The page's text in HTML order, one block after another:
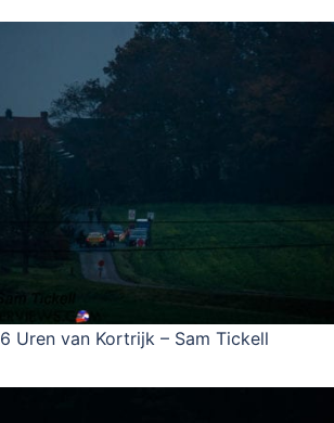
6 Uren van Kortrijk – Sam Tickell